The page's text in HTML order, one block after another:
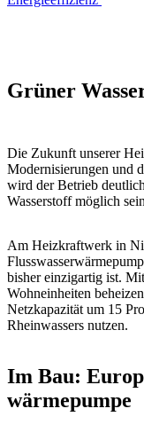
Grüner
Die Zukunft unserer
Modernisierungen und
wird der Betrieb
Wasserstoff möglich
Am Heizkraftwerk in
bisher einzigartig ist.
Wohneinheiten
Netzkapazität um 15
Rheinwassers nutzen.
Im Bau:
wärme­pumpe